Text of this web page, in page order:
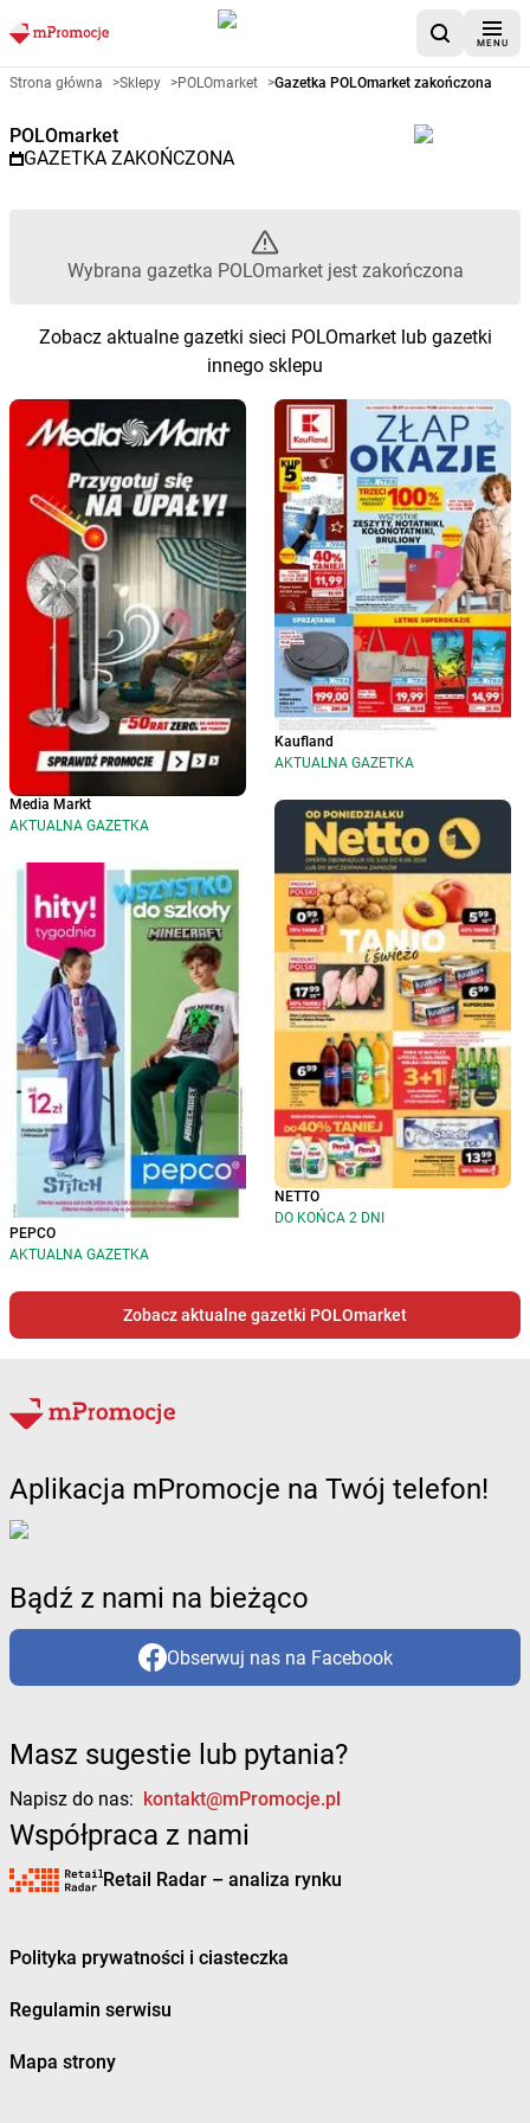
MENU
Gazetka promocyjna
Strona główna >Sklepy >POLOmarket >Gazetka POLOmarket zakończona
POLOmarket
GAZETKA ZAKOŃCZONA
Wybrana gazetka POLOmarket jest zakończona
Zobacz aktualne gazetki sieci POLOmarket lub gazetki
innego sklepu
Media Markt
AKTUALNA GAZETKA
PEPCO
AKTUALNA GAZETKA
Kaufland
AKTUALNA GAZETKA
NETTO
DO KOŃCA 2 DNI
Zobacz aktualne gazetki POLOmarket
Aplikacja mPromocje na Twój telefon!
Bądź z nami na bieżąco
Obserwuj nas na Facebook
Masz sugestie lub pytania?
Napisz do nas: kontakt@mPromocje.pl
Współpraca z nami
Retail Radar – analiza rynku
Polityka prywatności i ciasteczka
Regulamin serwisu
Mapa strony